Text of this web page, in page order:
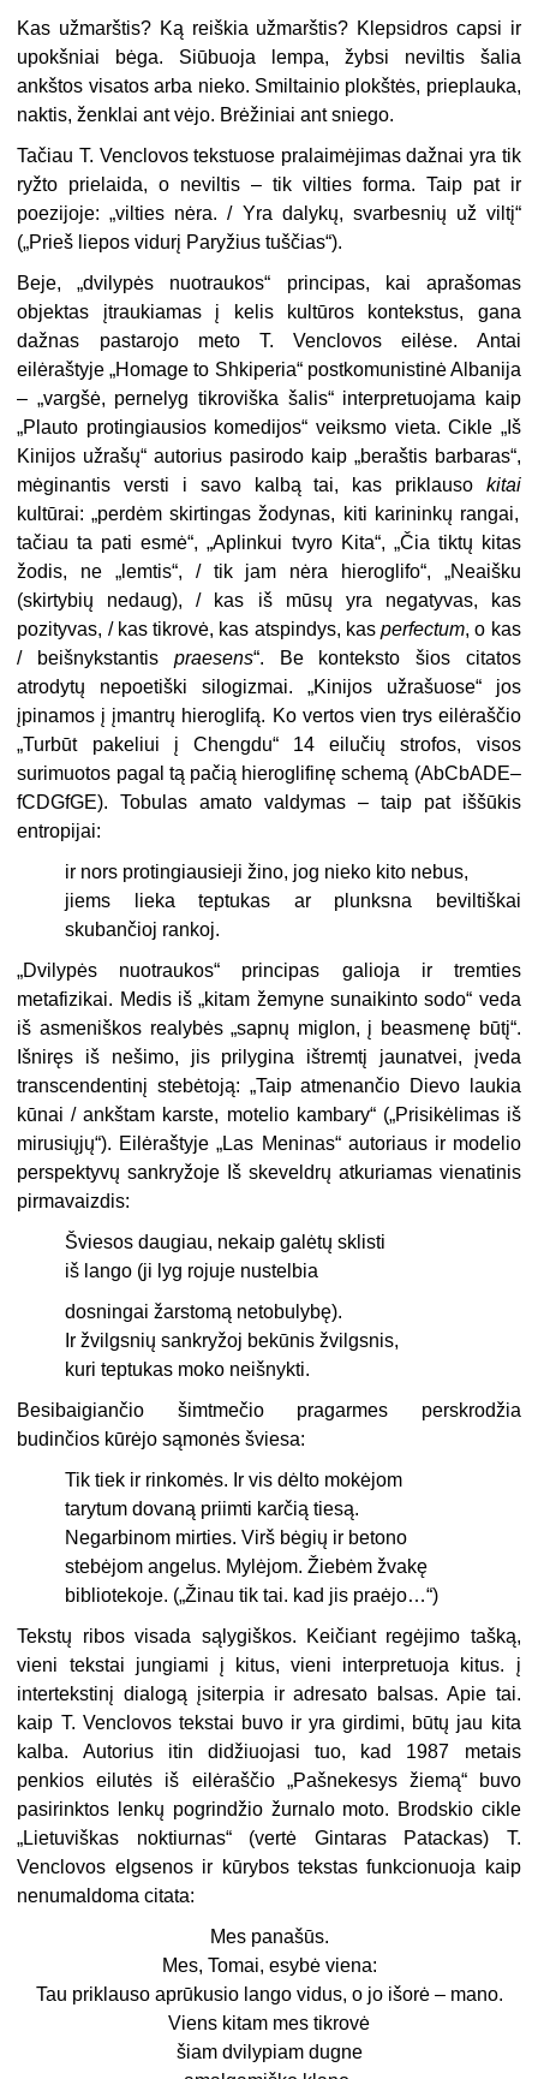
Kas užmarštis? Ką reiškia užmarštis? Klepsidros capsi ir
upokšniai bėga. Siūbuoja lempa, žybsi neviltis šalia
ankštos visatos arba nieko. Smiltainio plokštės, prieplauka,
naktis, ženklai ant vėjo. Brėžiniai ant sniego.
Tačiau T. Venclovos tekstuose pralaimėjimas dažnai yra tik
ryžto prielaida, o neviltis – tik vilties forma. Taip pat ir
poezijoje: „vilties nėra. / Yra dalykų, svarbesnių už viltį“
(„Prieš liepos vidurį Paryžius tuščias“).
Beje, „dvilypės nuotraukos“ principas, kai aprašomas
objektas įtraukia­mas į kelis kultūros kontekstus, gana
dažnas pastarojo meto T. Venclovos eilėse. Antai
eilėraštyje „Homage to Shkiperia“ postkomunistinė Albanija
– „vargšė, pernelyg tikroviška šalis“ interpretuojama kaip
„Plauto protin­giausios komedijos“ veiksmo vieta. Cikle „Iš
Kinijos užrašų“ autorius pasirodo kaip „beraštis barbaras“,
mėginantis versti i savo kalbą tai, kas priklauso kitai
kultūrai: „perdėm skirtingas žodynas, kiti karininkų rangai,
tačiau ta pati esmė“, „Aplinkui tvyro Kita“, „Čia tiktų kitas
žodis, ne „lemtis“, / tik jam nėra hieroglifo“, „Neaišku
(skirtybių nedaug), / kas iš mūsų yra negatyvas, kas
pozityvas, / kas tikrovė, kas atspindys, kasperfectum, o kas
/ beišnykstantis praesens“. Be konteksto šios citatos
atrodytų nepoetiški silogizmai. „Kinijos užrašuose“ jos
įpinamos į įmantrų hieroglifą. Ko vertos vien trys eilėraščio
„Turbūt pakeliui į Chengdu“ 14 eilučių strofos, visos
surimuotos pagal tą pačią hieroglifinę schemą (AbCbADE–
fCDGfGE). Tobulas amato valdymas – taip pat iššūkis
entropijai:
ir nors protingiausieji žino, jog nieko kito nebus,
jiems lieka teptukas ar plunksna beviltiškai
skubančioj rankoj.
„Dvilypės nuotraukos“ principas galioja ir tremties
metafizikai. Medis iš „kitam žemyne sunaikinto sodo“ veda
iš asmeniškos realybės „sapnų miglon, į beasmenę būtį“.
Išniręs iš nešimo, jis prilygina ištremtį jau­natvei, įveda
transcendentinį stebėtoją: „Taip atmenančio Dievo laukia
kūnai / ankštam karste, motelio kambary“ („Prisikėlimas iš
mirusiųjų“). Eilėraštyje „Las Meninas“ autoriaus ir modelio
perspektyvų sankryžoje Iš skeveldrų atkuriamas vienatinis
pirmavaizdis:
Šviesos daugiau, nekaip galėtų sklisti
iš lango (ji lyg rojuje nustelbia
dosningai žarstomą netobulybę).
Ir žvilgsnių sankryžoj bekūnis žvilgsnis,
kuri teptukas moko neišnykti.
Besibaigiančio šimtmečio pragarmes perskrodžia
budinčios kūrėjo sąmonės šviesa:
Tik tiek ir rinkomės. Ir vis dėlto mokėjom
tarytum dovaną priimti karčią tiesą.
Negarbinom mirties. Virš bėgių ir betono
stebėjom angelus. Mylėjom. Žiebėm žvakę
bibliotekoje. („Žinau tik tai. kad jis praėjo…“)
Tekstų ribos visada sąlygiškos. Keičiant regėjimo tašką,
vieni tekstai jungiami į kitus, vieni interpretuoja kitus. į
intertekstinį dialogą įsiterpia ir adresato balsas. Apie tai.
kaip T. Venclovos tekstai buvo ir yra girdimi, būtų jau kita
kalba. Autorius itin didžiuojasi tuo, kad 1987 metais
penkios eilutės iš eilėraščio „Pašnekesys žiemą“ buvo
pasirinktos lenkų pogrindžio žurnalo moto. Brodskio cikle
„Lietuviškas noktiurnas“ (vertė Gintaras Patackas) T.
Venclovos elgsenos ir kūrybos tekstas funkcionuoja kaip
nenumaldoma citata:
Mes panašūs.
Mes, Tomai, esybė viena:
Tau priklauso aprūkusio lango vidus, o jo išorė – mano.
Viens kitam mes tikrovė
šiam dvilypiam dugne